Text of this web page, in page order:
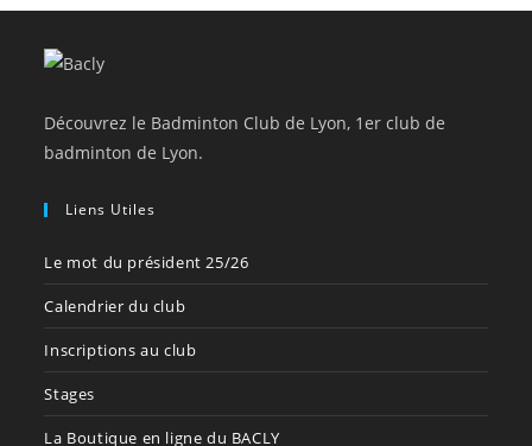
Découvrez le Badminton Club de Lyon, 1er club de
badminton de Lyon.
Liens Utiles
Le mot du président 25/26
Calendrier du club
Inscriptions au club
Stages
La Boutique en ligne du BACLY